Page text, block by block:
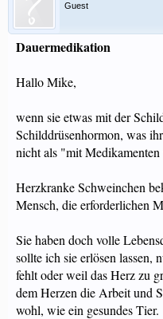
Guest
Dauermedikation
Hallo Mike,
wenn sie etwas mit der
Schilddrüsenhormon, was
nicht als "mit
Herzkranke Schweinchen
Mensch, die erforderlichen
Sie haben doch volle
sollte ich sie erlösen
fehlt oder weil das Herz zu
dem Herzen die Arbeit und
wohl, wie ein gesundes Tier.